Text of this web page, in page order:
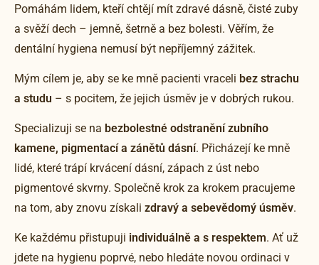
Pomáhám lidem, kteří chtějí mít zdravé dásně, čisté zuby
a svěží dech – jemně, šetrně a bez bolesti. Věřím, že
dentální hygiena nemusí být nepříjemný zážitek.
Mým cílem je, aby se ke mně pacienti vraceli bez strachu
a studu – s pocitem, že jejich úsměv je v dobrých rukou.
Specializuji se na bezbolestné odstranění zubního
kamene, pigmentací a zánětů dásní. Přicházejí ke mně
lidé, které trápí krvácení dásní, zápach z úst nebo
pigmentové skvrny. Společně krok za krokem pracujeme
na tom, aby znovu získali zdravý a sebevědomý úsměv.
Ke každému přistupuji individuálně a s respektem. Ať už
jdete na hygienu poprvé, nebo hledáte novou ordinaci v